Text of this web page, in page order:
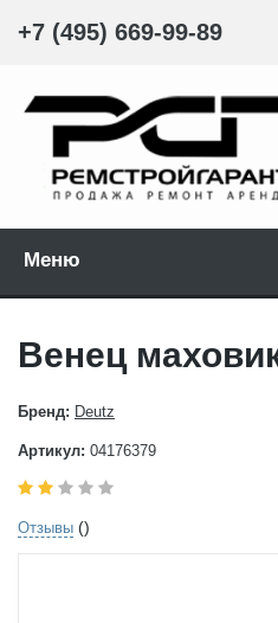
+7 (495) 669-99-89
Меню
Венец
Бренд: Deutz
Артикул: 04176379
Отзывы ()